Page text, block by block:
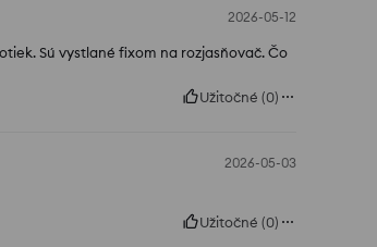
2026-05-12
Sú vystlané fixom na rozjasňovač. Čo
Užitočné (0)
2026-05-03
Užitočné (0)